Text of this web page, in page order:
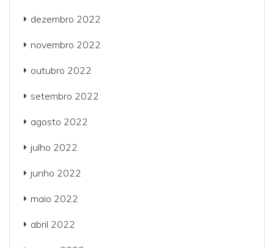
dezembro 2022
novembro 2022
outubro 2022
setembro 2022
agosto 2022
julho 2022
junho 2022
maio 2022
abril 2022